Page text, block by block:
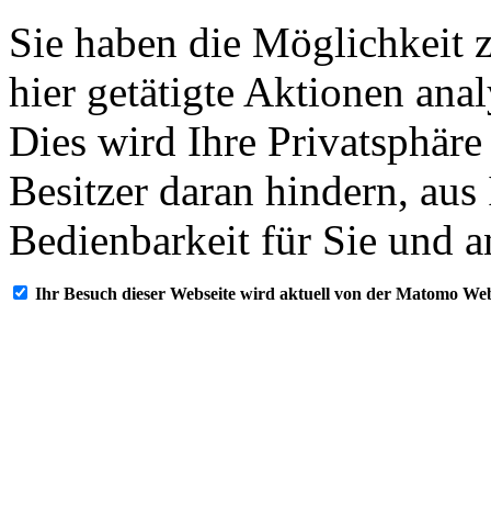
Sie haben die Möglichkeit
hier getätigte Aktionen
Dies wird Ihre
Besitzer daran hindern,
Bedienbarkeit für Sie und
Ihr Besuch dieser Webseite wird aktuell von der Matomo